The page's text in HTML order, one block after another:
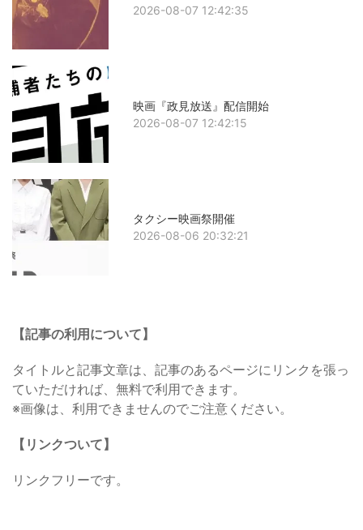
2026-08-07 12:42:35
映画『政見放送』配信開始
2026-08-07 12:42:15
タクシー映画祭開催
2026-08-06 20:32:21
【記事の利用について】
タイトルと記事文章は、記事のあるページにリンクを張っ
ていただければ、無料で利用できます。
※画像は、利用できませんのでご注意ください。
【リンクついて】
リンクフリーです。